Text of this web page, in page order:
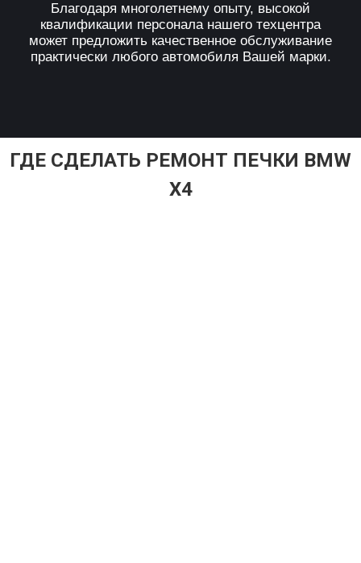
Благодаря многолетнему опыту, высокой
квалификации персонала нашего техцентра
может предложить качественное обслуживание
практически любого автомобиля Вашей марки.
ГДЕ СДЕЛАТЬ РЕМОНТ ПЕЧКИ BMW
X4